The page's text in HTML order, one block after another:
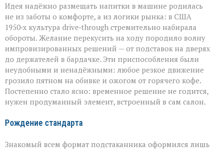
Идея надёжно размещать напитки в машине родилась
не из заботы о комфорте, а из логики рынка: в США
1950‑х культура drive‑through стремительно набирала
обороты. Желание перекусить на ходу породило волну
импровизированных решений — от подставок на дверях
до держателей в бардачке. Эти приспособления были
неудобными и ненадёжными: любое резкое движение
грозило пятном на обивке и ожогом от горячего кофе.
Постепенно стало ясно: временное решение не годится,
нужен продуманный элемент, встроенный в сам салон.
Рождение стандарта
Знакомый всем формат подстаканника оформился лишь